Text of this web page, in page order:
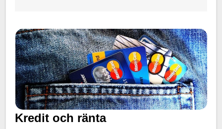
Kredit och ränta